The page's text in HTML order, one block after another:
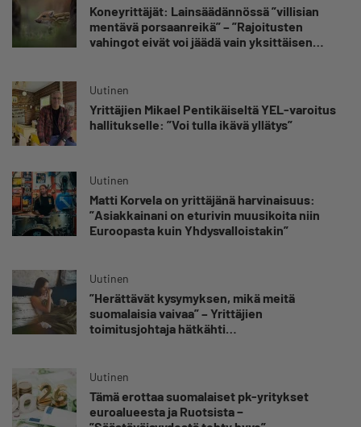
Koneyrittäjät: Lainsäädännössä ”villisian
mentävä porsaanreikä” – ”Rajoitusten
vahingot eivät voi jäädä vain yksittäisen
Uutinen
Yrittäjien Mikael Pentikäiseltä YEL-varoitus
hallitukselle: ”Voi tulla ikävä yllätys”
Uutinen
Matti Korvela on yrittäjänä harvinaisuus:
”Asiakkainani on eturivin muusikoita niin
Euroopasta kuin Yhdysvalloistakin”
Uutinen
”Herättävät kysymyksen, mikä meitä
suomalaisia vaivaa” – Yrittäjien
toimitusjohtaja hätkähti
Uutinen
Tämä erottaa suomalaiset pk-yritykset
euroalueesta ja Ruotsista −